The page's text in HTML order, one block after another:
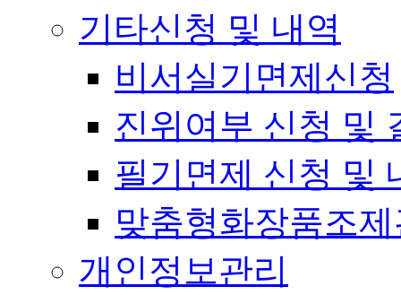
기타신청 및 내역
비서실기면제신청
진위여부 신청 및
필기면제 신청 및
맞춤형화장품조
개인정보관리